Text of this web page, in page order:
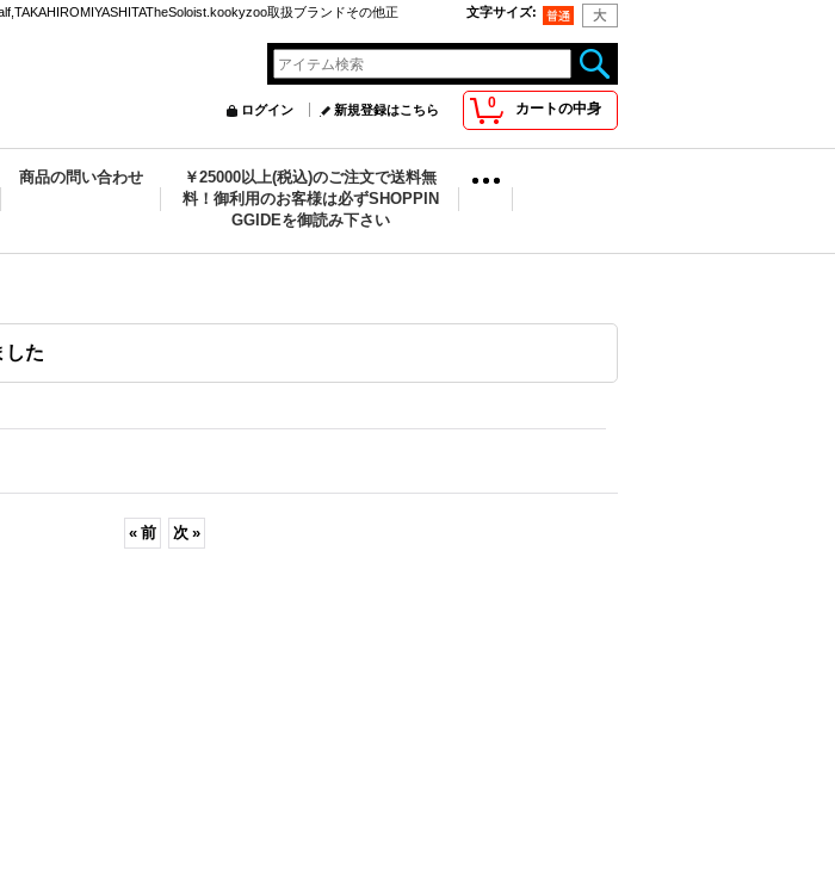
取扱ブランドその他正
文字サイズ:
0 カートの中身
ログイン 新規登録はこちら
商品の問い合わせ
￥25000以上(税込)のご注文で送料無
料！御利用のお客様は必ずSHOPPIN
GGIDEを御読み下さい
した
« 前 次 »